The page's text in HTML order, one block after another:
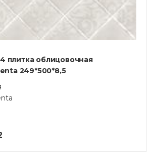
плитка облицовочная
249*500*8,5